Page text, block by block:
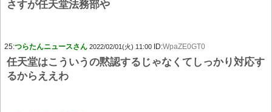
さすが任天堂法務部や
25:つらたんニュースさん 2022/02/01(火) 11:00 ID:WpaZE0GT0
任天堂はこういうの黙認するじゃなくてしっかり対応す
るからええわ